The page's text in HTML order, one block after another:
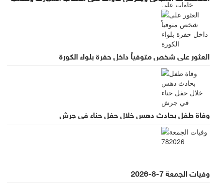
واسع لقرار يطرد الاستثمار
العثور على شخص متوفياً داخل حفرة بلواء الكورة
وفاة طفل بحادث دهس خلال حفل حناء في جرش
وفيات الجمعة 7-8-2026